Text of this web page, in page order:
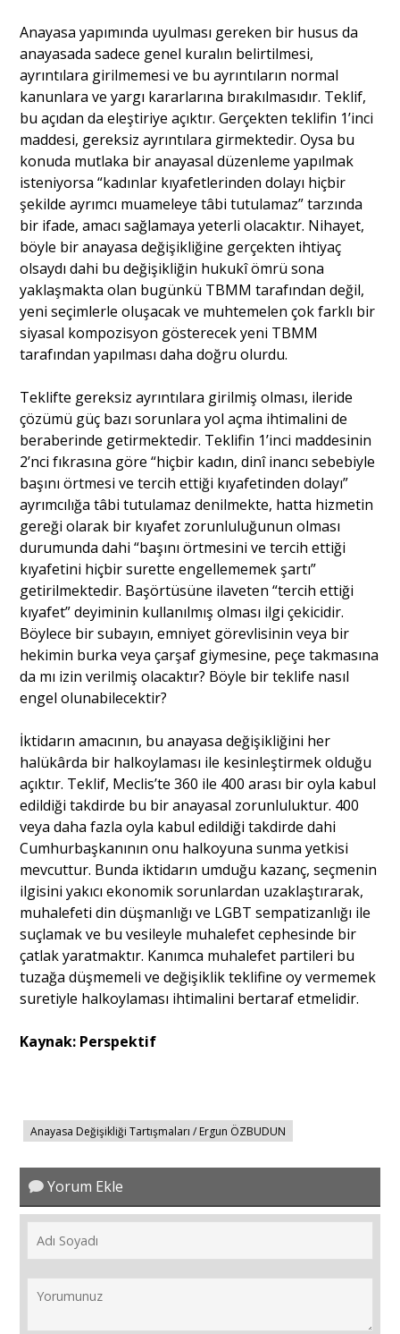
Anayasa yapımında uyulması gereken bir husus da
anayasada sadece genel kuralın belirtilmesi,
ayrıntılara girilmemesi ve bu ayrıntıların normal
kanunlara ve yargı kararlarına bırakılmasıdır. Teklif,
bu açıdan da eleştiriye açıktır. Gerçekten teklifin 1’inci
maddesi, gereksiz ayrıntılara girmektedir. Oysa bu
konuda mutlaka bir anayasal düzenleme yapılmak
isteniyorsa “kadınlar kıyafetlerinden dolayı hiçbir
şekilde ayrımcı muameleye tâbi tutulamaz” tarzında
bir ifade, amacı sağlamaya yeterli olacaktır. Nihayet,
böyle bir anayasa değişikliğine gerçekten ihtiyaç
olsaydı dahi bu değişikliğin hukukî ömrü sona
yaklaşmakta olan bugünkü TBMM tarafından değil,
yeni seçimlerle oluşacak ve muhtemelen çok farklı bir
siyasal kompozisyon gösterecek yeni TBMM
tarafından yapılması daha doğru olurdu.
Teklifte gereksiz ayrıntılara girilmiş olması, ileride
çözümü güç bazı sorunlara yol açma ihtimalini de
beraberinde getirmektedir. Teklifin 1’inci maddesinin
2’nci fıkrasına göre “hiçbir kadın, dinî inancı sebebiyle
başını örtmesi ve tercih ettiği kıyafetinden dolayı”
ayrımcılığa tâbi tutulamaz denilmekte, hatta hizmetin
gereği olarak bir kıyafet zorunluluğunun olması
durumunda dahi “başını örtmesini ve tercih ettiği
kıyafetini hiçbir surette engellememek şartı”
getirilmektedir. Başörtüsüne ilaveten “tercih ettiği
kıyafet” deyiminin kullanılmış olması ilgi çekicidir.
Böylece bir subayın, emniyet görevlisinin veya bir
hekimin burka veya çarşaf giymesine, peçe takmasına
da mı izin verilmiş olacaktır? Böyle bir teklife nasıl
engel olunabilecektir?
İktidarın amacının, bu anayasa değişikliğini her
halükârda bir halkoylaması ile kesinleştirmek olduğu
açıktır. Teklif, Meclis’te 360 ile 400 arası bir oyla kabul
edildiği takdirde bu bir anayasal zorunluluktur. 400
veya daha fazla oyla kabul edildiği takdirde dahi
Cumhurbaşkanının onu halkoyuna sunma yetkisi
mevcuttur. Bunda iktidarın umduğu kazanç, seçmenin
ilgisini yakıcı ekonomik sorunlardan uzaklaştırarak,
muhalefeti din düşmanlığı ve LGBT sempatizanlığı ile
suçlamak ve bu vesileyle muhalefet cephesinde bir
çatlak yaratmaktır. Kanımca muhalefet partileri bu
tuzağa düşmemeli ve değişiklik teklifine oy vermemek
suretiyle halkoylaması ihtimalini bertaraf etmelidir.
Kaynak: Perspektif
Anayasa Değişikliği Tartışmaları / Ergun ÖZBUDUN
Yorum Ekle